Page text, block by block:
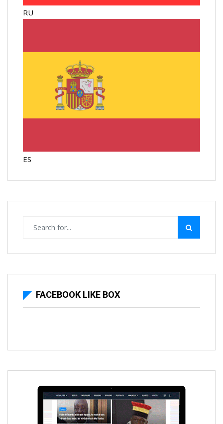
RU
ES
FACEBOOK LIKE BOX